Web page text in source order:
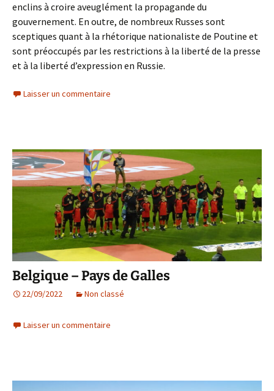
enclins à croire aveuglément la propagande du
gouvernement. En outre, de nombreux Russes sont
sceptiques quant à la rhétorique nationaliste de Poutine et
sont préoccupés par les restrictions à la liberté de la presse
et à la liberté d’expression en Russie.
Laisser un commentaire
Belgique – Pays de Galles
22/09/2022 Non classé
Laisser un commentaire